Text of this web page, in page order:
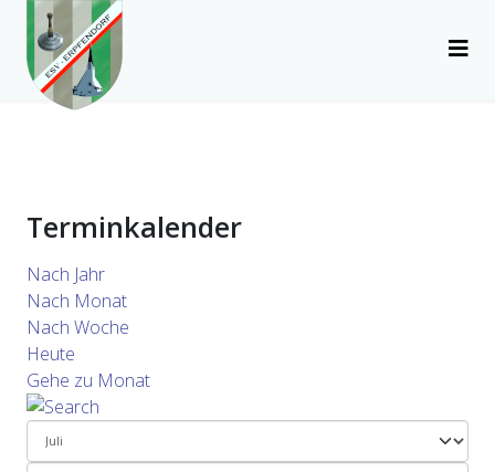
Terminkalender
Nach Jahr
Nach Monat
Nach Woche
Heute
Gehe zu Monat